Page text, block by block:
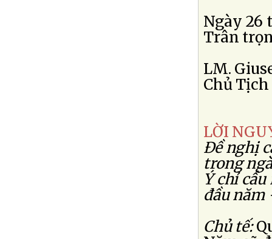
Ngày 26
Trân
LM.
Chủ
LỜI
Ðề nghị
trong
Ý chỉ
đầu năm
Chủ tế: